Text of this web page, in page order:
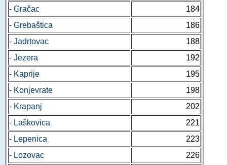
- Gračac
184
- Grebaštica
186
- Jadrtovac
188
- Jezera
192
- Kaprije
195
- Konjevrate
198
- Krapanj
202
- Laškovica
221
- Lepenica
223
- Lozovac
226